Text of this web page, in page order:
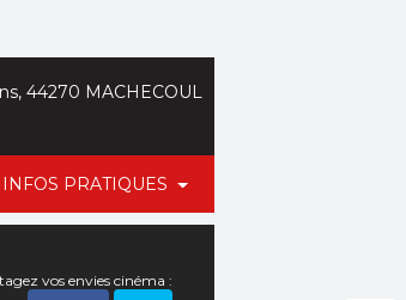
INFOS PRATIQUES
44270 MACHECOUL
vos envies cinéma :